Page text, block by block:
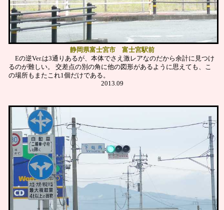
静岡県富士宮市 富士宮駅前
Eの逆Ver.は3通りあるが、本体でさえ激レアなのだから余計に見つけ
るのが難しい。
交差点の別の角に他の図形があるように思えても、こ
の場所もまたこれ1個だけである。
2013.09